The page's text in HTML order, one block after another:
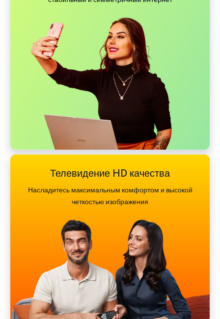
Телевидение HD качества
Насладитесь максимальным комфортом и высокой
четкостью изображения